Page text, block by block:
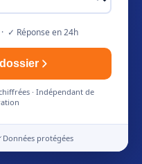
✓ Réponse en 24h
· Indépendant de
Données protégées